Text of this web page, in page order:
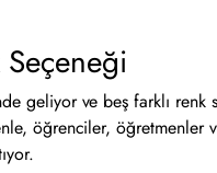
geliyor ve beş farklı
öğrenciler, öğretmenler